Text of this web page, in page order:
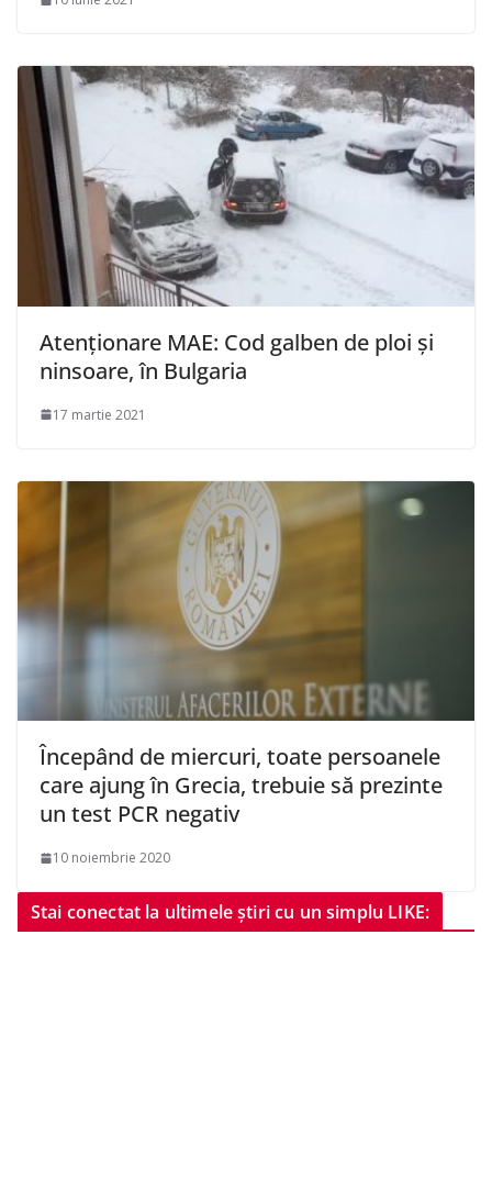
Atenționare MAE: Cod galben de ploi şi
ninsoare, în Bulgaria
17 martie 2021
Începând de miercuri, toate persoanele
care ajung în Grecia, trebuie să prezinte
un test PCR negativ
10 noiembrie 2020
Stai conectat la ultimele știri cu un simplu LIKE: